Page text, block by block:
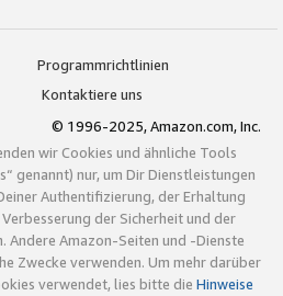
Programmrichtlinien
Kontaktiere uns
© 1996-2025, Amazon.com, Inc.
wir Cookies und ähnliche Tools
genannt) nur, um Dir Dienstleistungen
Authentifizierung, der Erhaltung
der Sicherheit und der
Andere Amazon-Seiten und -Dienste
Zwecke verwenden. Um mehr darüber
verwendet, lies bitte die Hinweise